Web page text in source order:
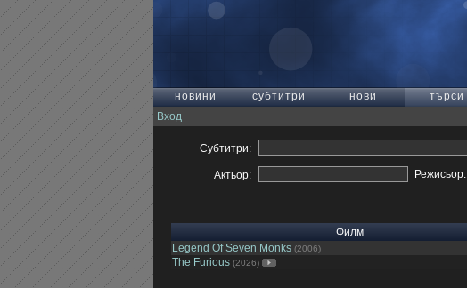
новини субтитри нови търси
Вход
Субтитри:
Актьор: Режисьор:
Филм
Legend Of Seven Monks (2006)
The Furious (2026)